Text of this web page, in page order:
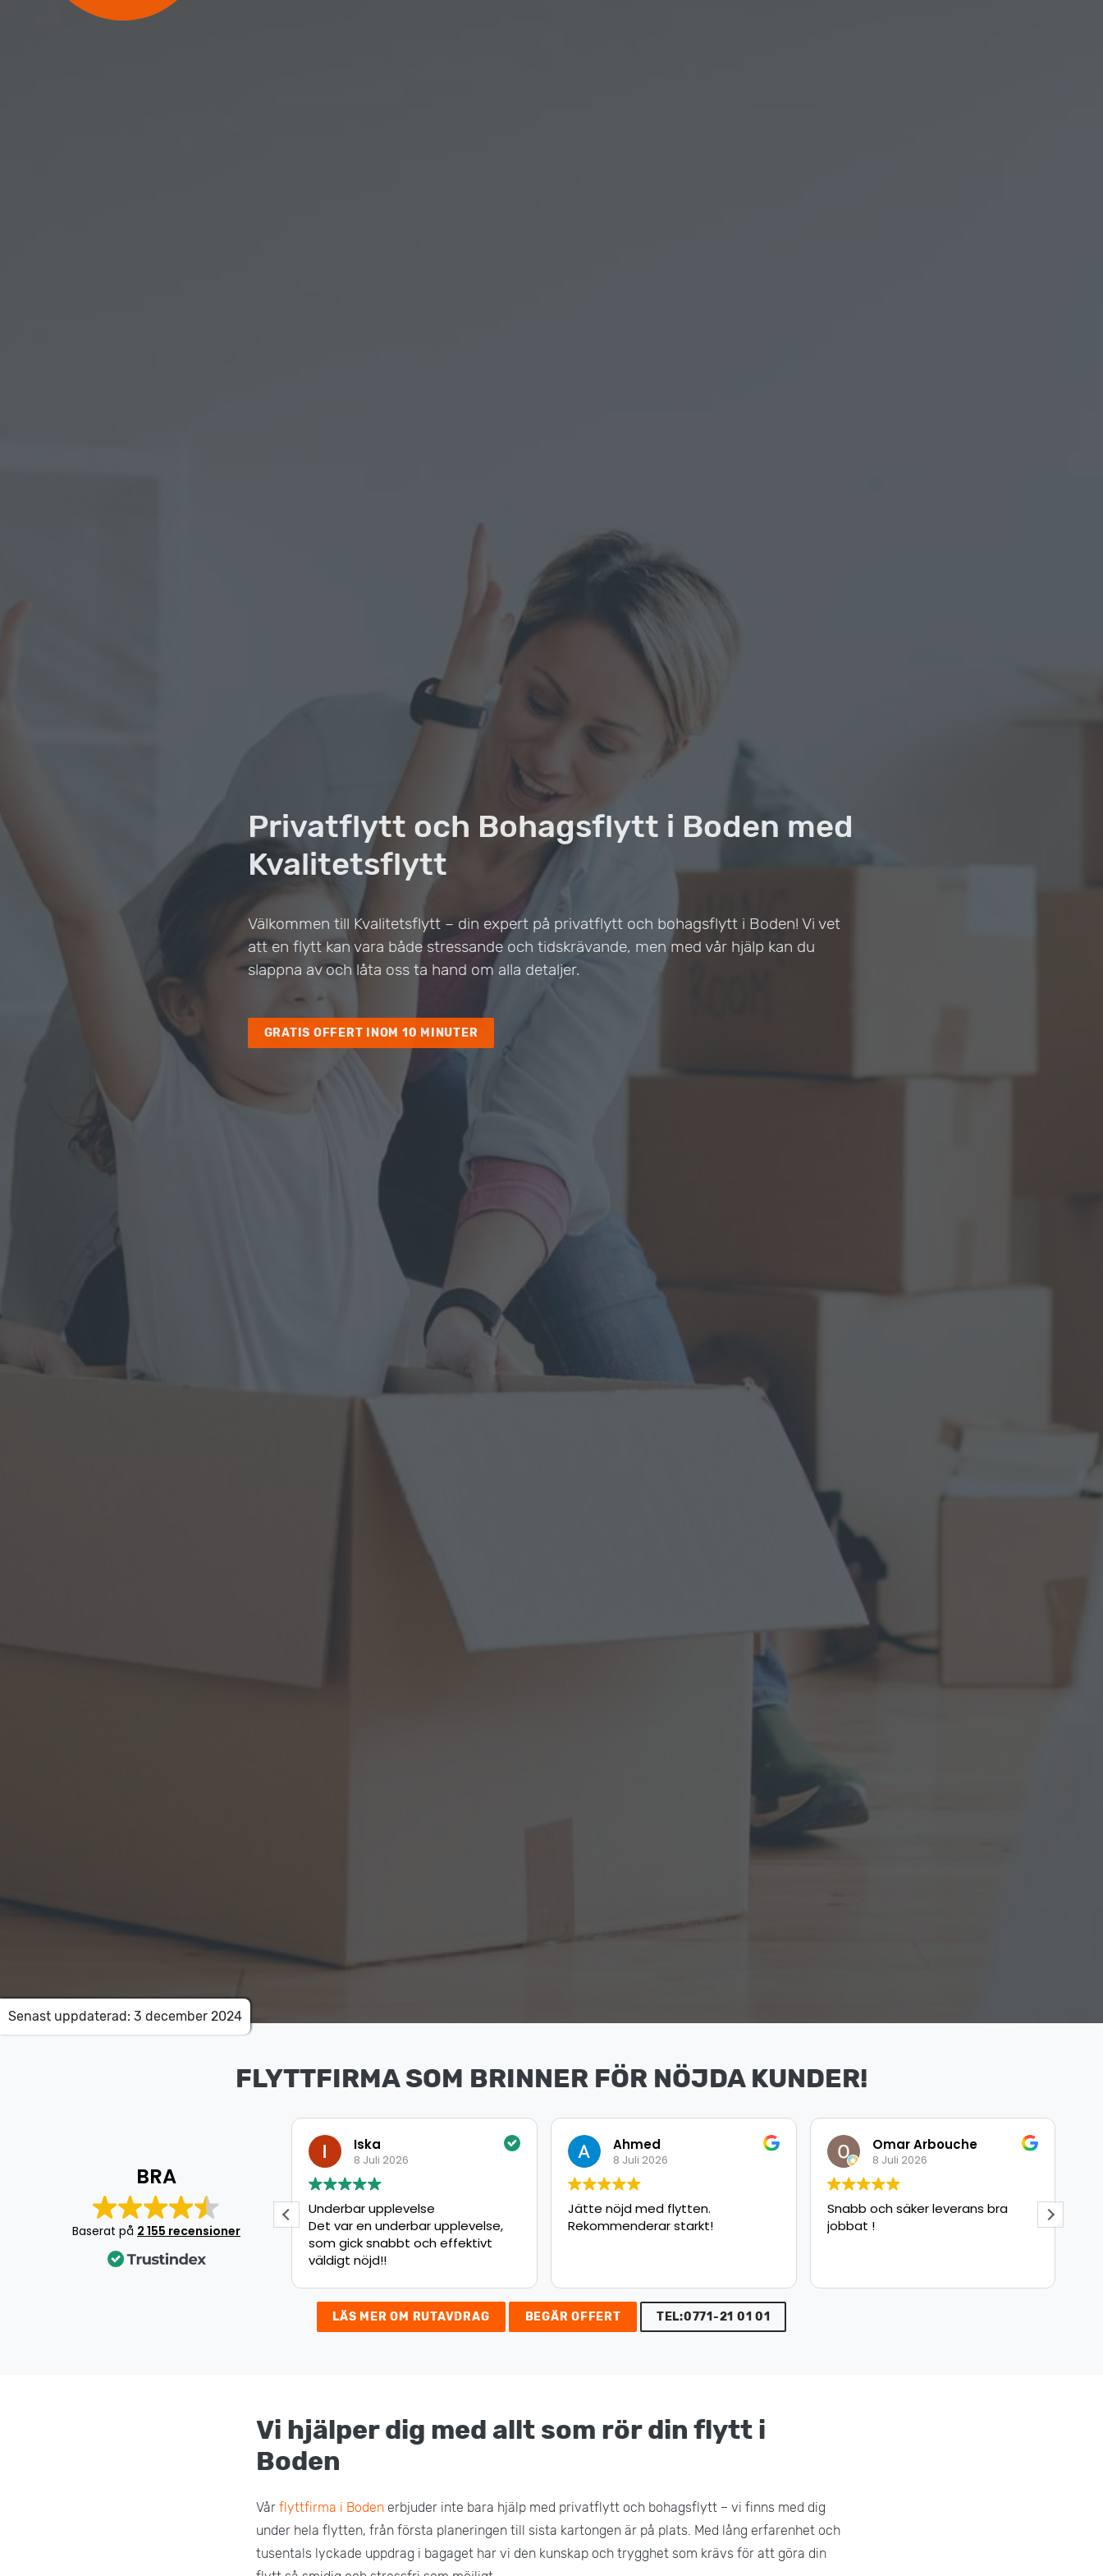
Privatflytt och Bohagsflytt i Boden med
Kvalitetsflytt
Välkommen till Kvalitetsflytt – din expert på privatflytt och bohagsflytt i Boden! Vi vet
att en flytt kan vara både stressande och tidskrävande, men med vår hjälp kan du
slappna av och låta oss ta hand om alla detaljer.
GRATIS OFFERT INOM 10 MINUTER
Senast uppdaterad: 3 december 2024
FLYTTFIRMA SOM BRINNER FÖR NÖJDA KUNDER!
BRA
Baserat på 2 155 recensioner
Jätte bra jobb!
Iska
8 Juli 2026
Underbar upplevelse
Det var en underbar upplevelse,
som gick snabbt och effektivt
väldigt nöjd!!
Ahmed
8 Juli 2026
Jätte nöjd med flytten.
Rekommenderar starkt!
Omar Arbouche
8 Juli 2026
Snabb och säker leverans bra
jobbat !
LÄS MER OM RUTAVDRAG BEGÄR OFFERT TEL:0771-21 01 01
Vi hjälper dig med allt som rör din flytt i
Boden
Vår flyttfirma i Boden erbjuder inte bara hjälp med privatflytt och bohagsflytt – vi finns med dig
under hela flytten, från första planeringen till sista kartongen är på plats. Med lång erfarenhet och
tusentals lyckade uppdrag i bagaget har vi den kunskap och trygghet som krävs för att göra din